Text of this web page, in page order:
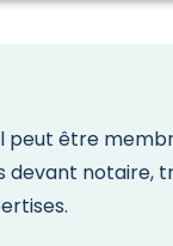
peut être
devant notaire,